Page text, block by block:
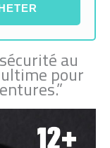
au
ultime pour